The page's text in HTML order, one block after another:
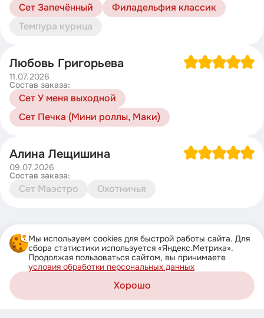
Мы используем cookies для быстрой работы сайта. Для
сбора статистики используется «Яндекс.Метрика».
Продолжая пользоваться сайтом, вы принимаете
условия обработки персональных данных
Хорошо
Каталог Акции Профиль
Сет Запечённый
Филадельфия классик
Темпура курица
Любовь Григорьева
11.07.2026
Состав заказа:
Сет У меня выходной
Сет Печка (Мини роллы, Маки)
Алина Лещишина
09.07.2026
Состав заказа:
Сет Маэстро Охотничья
Скачивайте приложение!
Загрузите в
AppStore